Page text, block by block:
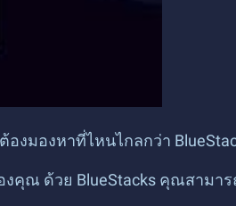
มองหาที่ไหนไกลกว่า
คุณ ด้วย BlueStacks คุณสามาร